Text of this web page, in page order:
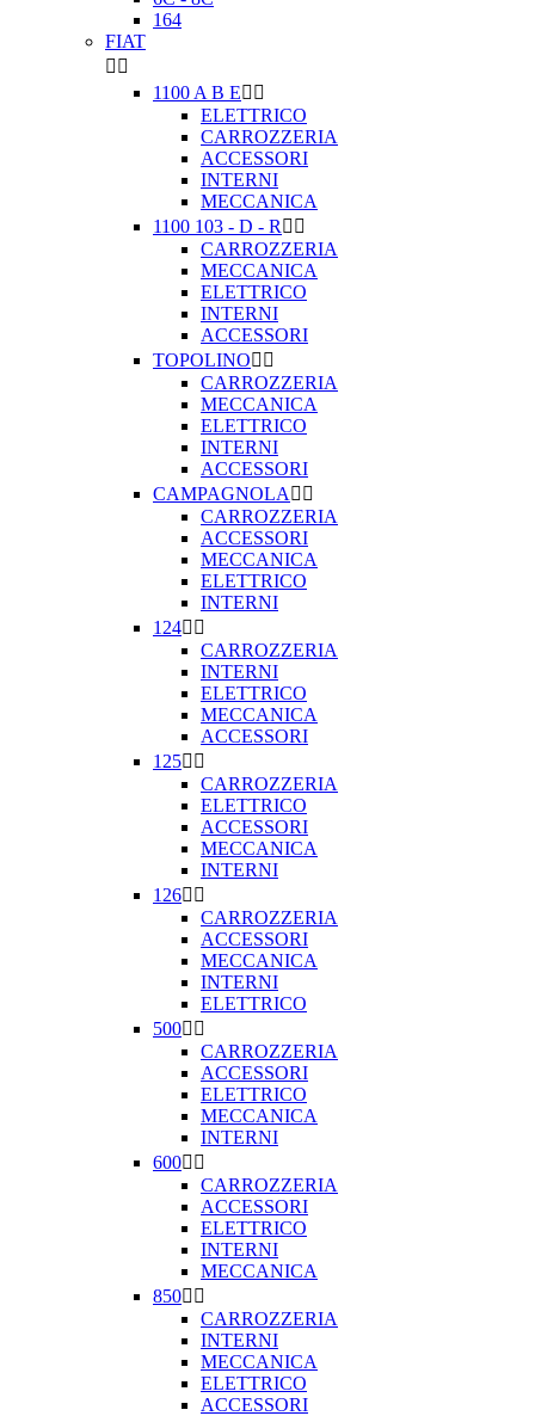
164
FIAT
 
1100 A B E 
ELETTRICO
CARROZZERIA
ACCESSORI
INTERNI
MECCANICA
1100 103 - D - R  
CARROZZERIA
MECCANICA
ELETTRICO
INTERNI
ACCESSORI
TOPOLINO 
CARROZZERIA
MECCANICA
ELETTRICO
INTERNI
ACCESSORI
CAMPAGNOLA  
CARROZZERIA
ACCESSORI
MECCANICA
ELETTRICO
INTERNI
124 
CARROZZERIA
INTERNI
ELETTRICO
MECCANICA
ACCESSORI
125 
CARROZZERIA
ELETTRICO
ACCESSORI
MECCANICA
INTERNI
126 
CARROZZERIA
ACCESSORI
MECCANICA
INTERNI
ELETTRICO
500 
CARROZZERIA
ACCESSORI
ELETTRICO
MECCANICA
INTERNI
600 
CARROZZERIA
ACCESSORI
ELETTRICO
INTERNI
MECCANICA
850 
CARROZZERIA
INTERNI
MECCANICA
ELETTRICO
ACCESSORI